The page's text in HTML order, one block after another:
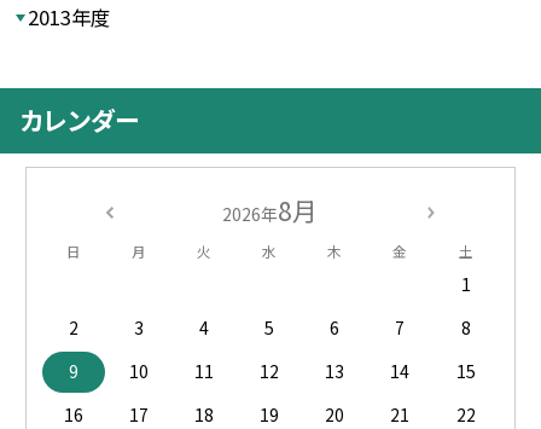
2013年度
カレンダー
2026年8月
日 月 火 水 木 金 土
1
2
3 4 5 6 7
8
9
10 11 12 13 14
15
16
17 18 19 20 21
22